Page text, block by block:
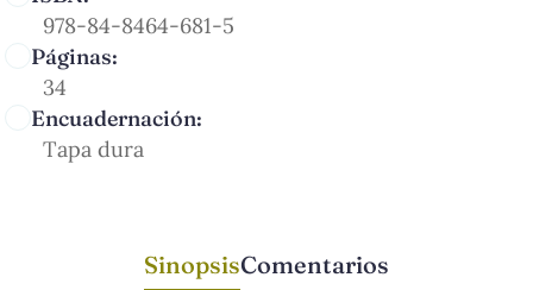
978-84-8464-681-5
Páginas:
34
Encuadernación:
Tapa dura
SinopsisComentarios